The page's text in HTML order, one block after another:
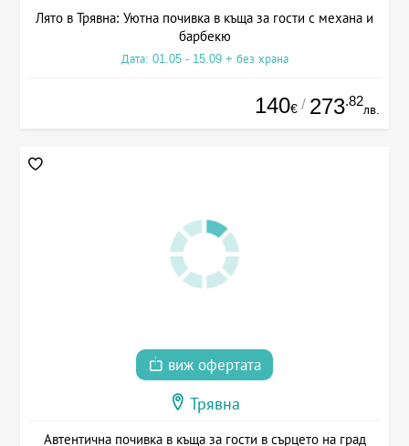
Лято в Трявна: Уютна почивка в къща за гости с механа и
барбекю
Дата: 01.05 - 15.09 + без храна
140€ / 273.82
лв.
виж офертата
Трявна
Автентична почивка в къща за гости в сърцето на град